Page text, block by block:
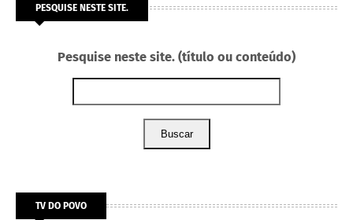
PESQUISE NESTE SITE.
Pesquise neste site. (título ou conteúdo)
Buscar
TV DO POVO